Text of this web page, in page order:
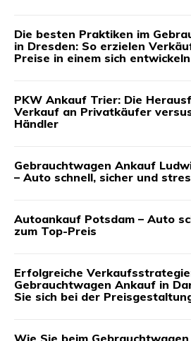
Die besten Praktiken im
in Dresden: So erzielen
Preise in einem sich
PKW Ankauf Trier: Die
Verkauf an Privatkäufer
Händler
Gebrauchtwagen Ankauf
– Auto schnell, sicher und
Autoankauf Potsdam – Auto
zum Top-Preis
Erfolgreiche
Gebrauchtwagen Ankauf in
Sie sich bei der
Wie Sie beim